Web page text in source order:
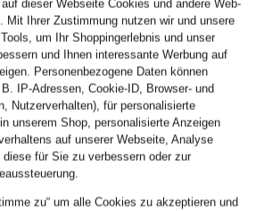
dieser Webseite Cookies und andere Web-
Mit Ihrer Zustimmung nutzen wir und unsere
um Ihr Shoppingerlebnis und unser
und Ihnen interessante Werbung auf
Personenbezogene Daten können
IP-Adressen, Cookie-ID, Browser- und
Nutzerverhalten), für personalisierte
unserem Shop, personalisierte Anzeigen
auf unserer Webseite, Analyse
für Sie zu verbessern oder zur
zu“ um alle Cookies zu akzeptieren und